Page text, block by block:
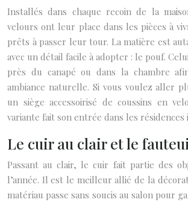
Installés dans chaque recoin de la
velours ont leur place dans les pièces à
prêts à passer leur tour. La matière est
avec un détail facile à adopter : le pouf.
près du canapé ou dans la chambre
ambiance naturelle. Si vous voulez aller
un siège accessoirisé de coussins en
variante fait son entrée dans les résidences
Le cuir au clair et le
Passant au clair, le cuir fait partie des
l’année. Il est le meilleur allié de la
matériau passe sans soucis au salon pour